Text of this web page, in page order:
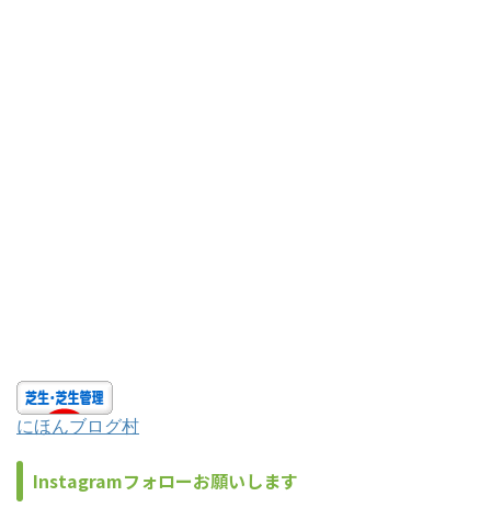
にほんブログ村
Instagramフォローお願いします